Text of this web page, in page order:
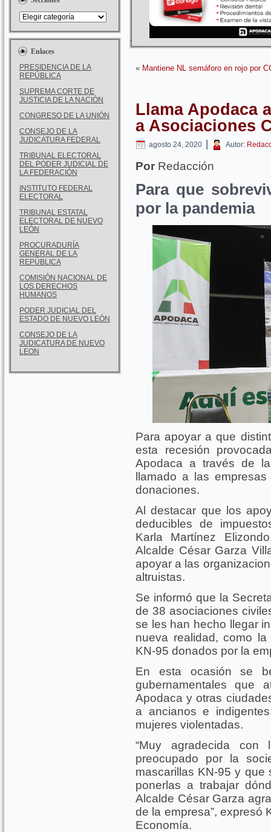
Enlaces
PRESIDENCIA DE LA
REPÚBLICA
SUPREMA CORTE DE
JUSTICIA DE LA NACIÓN
CONGRESO DE LA UNIÓN
CONSEJO DE LA
JUDICATURA FEDERAL
TRIBUNAL ELECTORAL
DEL PODER JUDICIAL DE
LA FEDERACIÓN
INSTITUTO FEDERAL
ELECTORAL
TRIBUNAL ESTATAL
ELECTORAL DE NUEVO
LEÓN
PROCURADURÍA
GENERAL DE LA
REPÚBLICA
COMISIÓN NACIONAL DE
LOS DERECHOS
HUMANOS
PODER JUDICIAL DEL
ESTADO DE NUEVO LEÓN
CONSEJO DE LA
JUDICATURA DE NUEVO
LEON
« Mantiene NL semáforo en rojo por
Llama Apodaca
a Asociaciones
agosto 24, 2020 | Autor:
Por Redacción
Para que
por la pandemia
Para apoyar a que
esta recesión
Apodaca a través de
llamado a las
donaciones.
Al destacar que los
deducibles de
Karla Martínez
Alcalde César Garza
apoyar a las
altruistas.
Se informó que la
de 38 asociaciones
se les han hecho llegar
nueva realidad, como
KN-95 donados por la
En esta ocasión se
gubernamentales que
Apodaca y otras
a ancianos e
mujeres violentadas.
“Muy agradecida
preocupado por la
mascarillas KN-95 y
ponerlas a trabajar
Alcalde César Garza
de la empresa”, expresó
Economía.